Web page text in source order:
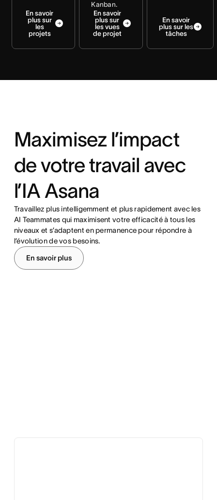
En savoir
plus sur
les
projets
Kanban.
En savoir
plus sur
les vues
de projet
En savoir
plus sur les
tâches
Maximisez l’impact
de votre travail avec
l’IA Asana
Travaillez plus intelligemment et plus rapidement avec les
AI Teammates qui maximisent votre efficacité à tous les
niveaux et s’adaptent en permanence pour répondre à
l’évolution de vos besoins.
En savoir plus